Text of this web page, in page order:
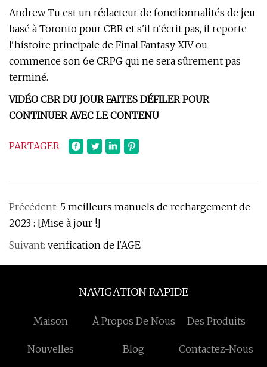
Andrew Tu est un rédacteur de fonctionnalités de jeu
basé à Toronto pour CBR et s'il n'écrit pas, il reporte
l'histoire principale de Final Fantasy XIV ou
commence son 6e CRPG qui ne sera sûrement pas
terminé.
VIDÉO CBR DU JOUR FAITES DÉFILER POUR
CONTINUER AVEC LE CONTENU
PARTAGER
Précédent: 5 meilleurs manuels de rechargement de
2023 : [Mise à jour !]
Suivant: verification de l'AGE
NAVIGATION RAPIDE
Maison À Propos De Nous Des Produits
Nouvelles Blog Contactez-Nous